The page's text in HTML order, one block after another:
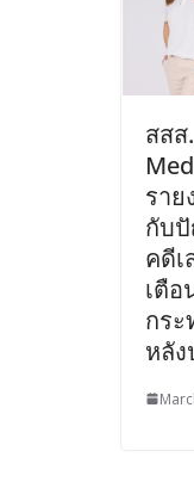
สส
รา
กับ
คดีเ
เตือ
กระ
หลั